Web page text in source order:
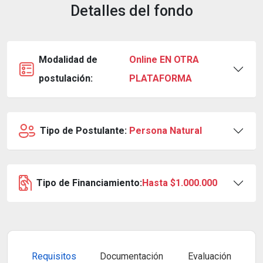
Detalles del fondo
Modalidad de
postulación:
Online EN OTRA
PLATAFORMA
Tipo de Postulante: Persona Natural
Tipo de Financiamiento:Hasta $1.000.000
Requisitos Documentación Evaluación